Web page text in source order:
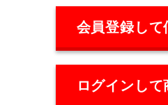
会員登録して
ログインして